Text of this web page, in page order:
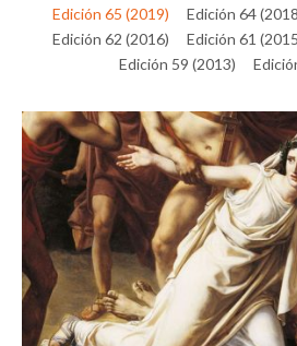
Edición 65 (2019)
Edición 64
Edición 62 (2016)
Edición 61
Edición 59 (2013)